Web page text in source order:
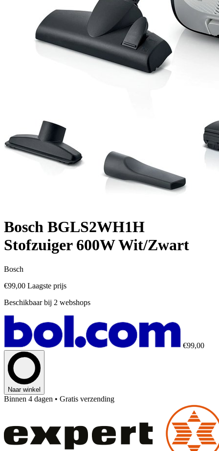
Bosch BGLS2WH1H
Stofzuiger 600W Wit/Zwart
Bosch
€99,00 Laagste prijs
Beschikbaar bij 2 webshops
€99,00
Naar winkel
Binnen 4 dagen • Gratis verzending